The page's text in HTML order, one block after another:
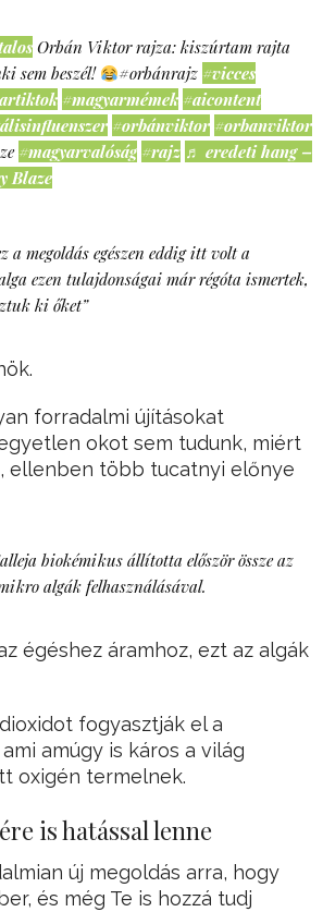
Orbán Viktor rajza: kiszúrtam rajta
sem beszél!
#orbánrajz #vicces
#magyarmémek #aicontent
#orbánviktor #orbanviktor
#magyarvalóság #rajz ♬ eredeti hang –
Blaze
a megoldás egészen eddig itt volt a
ezen tulajdonságai már régóta ismertek,
ki őket”
forradalmi újításokat
okot sem tudunk, miért
ellenben több tucatnyi előnye
biokémikus állította először össze az
algák felhasználásával.
égéshez áramhoz, ezt az algák
fogyasztják el a
amúgy is káros a világ
oxigén termelnek.
is hatással lenne
új megoldás arra, hogy
és még Te is hozzá tudj